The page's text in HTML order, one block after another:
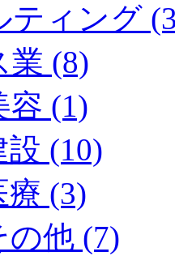
ティング
業 (8)
容 (1)
(10)
(3)
の他 (7)